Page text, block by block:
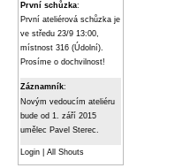
První schůzka:
První ateliérová schůzka je
ve středu 23/9 13:00,
místnost 316 (Údolní).
Prosíme o dochvilnost!
Záznamník:
Novým vedoucím ateliéru
bude od 1. září 2015
umělec Pavel Sterec.
Login All Shouts